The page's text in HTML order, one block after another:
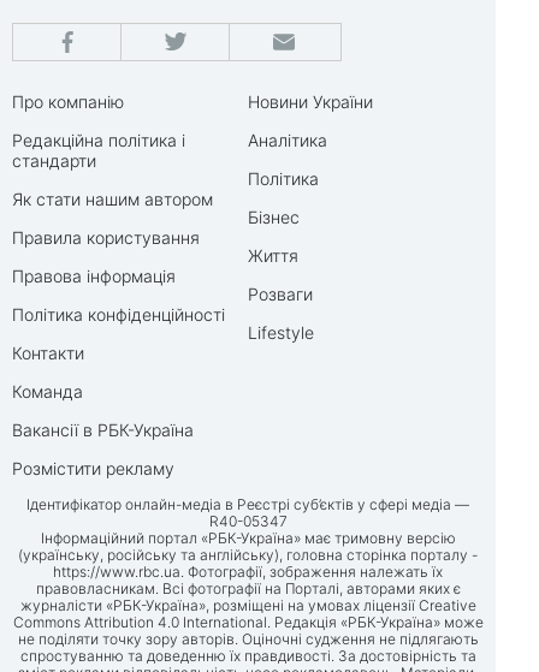
Про компанію
Редакційна політика і
стандарти
Як стати нашим автором
Правила користування
Правова інформація
Політика конфіденційності
Контакти
Команда
Вакансії в РБК-Україна
Розмістити рекламу
Новини України
Аналітика
Політика
Бізнес
Життя
Розваги
Lifestyle
Ідентифікатор онлайн-медіа в Реєстрі суб’єктів у сфері медіа —
R40-05347
Інформаційний портал «РБК-Україна» має тримовну версію
(українську, російську та англійську), головна сторінка порталу -
https://www.rbc.ua. Фотографії, зображення належать їх
правовласникам. Всі фотографії на Порталі, авторами яких є
журналісти «РБК-Україна», розміщені на умовах ліцензії Creative
Commons Attribution 4.0 International. Редакція «РБК-Україна» може
не поділяти точку зору авторів. Оціночні судження не підлягають
спростуванню та доведенню їх правдивості. За достовірність та